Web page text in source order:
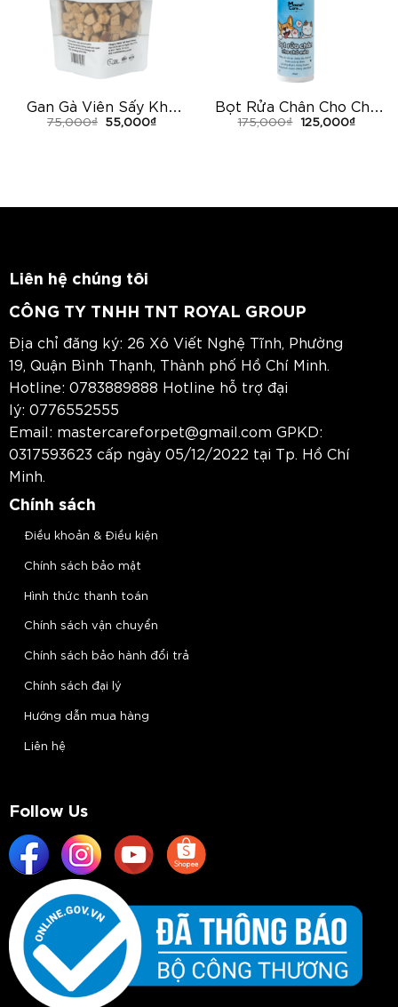
Gan Gà Viên Sấy Khô
Cho Chó Mèo
75,000₫ 55,000₫
Bọt Rửa Chân Cho Chó
Mèo MasterCare
175,000₫ 125,000₫
Liên hệ chúng tôi
CÔNG TY TNHH TNT ROYAL GROUP
Địa chỉ đăng ký: 26 Xô Viết Nghệ Tĩnh, Phường
19, Quận Bình Thạnh, Thành phố Hồ Chí Minh.
Hotline: 0783889888 Hotline hỗ trợ đại
lý: 0776552555
Email: mastercareforpet@gmail.com GPKD:
0317593623 cấp ngày 05/12/2022 tại Tp. Hồ Chí
Minh.
Chính sách
Điều khoản & Điều kiện
Chính sách bảo mật
Hình thức thanh toán
Chính sách vận chuyển
Chính sách bảo hành đổi trả
Chính sách đại lý
Hướng dẫn mua hàng
Liên hệ
Follow Us